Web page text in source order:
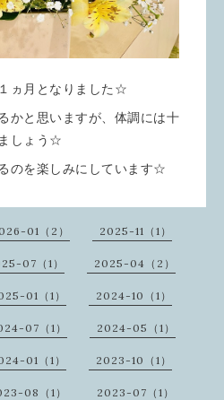
ヵ月となりました☆
かと思いますが、体調には十
しょう☆
のを楽しみにしています☆
01（2） 2025-11（1）
07（1） 2025-04（2）
01（1） 2024-10（1）
07（1） 2024-05（1）
01（1） 2023-10（1）
08（1） 2023-07（1）